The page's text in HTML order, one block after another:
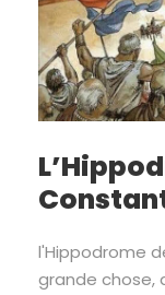
l'Hippodrome
grande chose,